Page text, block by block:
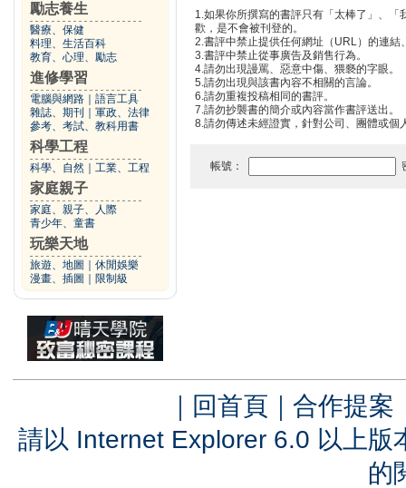
勵志養生
醫療、保健
料理、生活百科
教育、心理、勵志
進修學習
電腦與網路
語言工具
雜誌、期刊
軍政、法律
參考、考試、教科用書
科學工程
科學、自然 工業、工程
家庭親子
家庭、親子、人際
青少年、童書
玩樂天地
旅遊、地圖
休閒娛樂
漫畫、插圖
限制級
1.如果你所撰寫的書評只有「太棒了」、
歡，是不會被刊登的。
2.書評中禁止提供任何網址（URL）的連結
3.書評中禁止從事廣告及銷售行為。
4.請勿出現謾罵、惡意中傷、猥褻的字眼。
5.請勿出現與該書內容不相關的言論。
6.請勿重複投稿相同的書評。
7.請勿抄襲書的簡介或內容當作書評送出。
8.請勿傳述未經證實，針對公司、團體或個
帳號：
｜ 回首頁 ｜ 合作提案
請以 Internet Explorer 6.0 以上
的